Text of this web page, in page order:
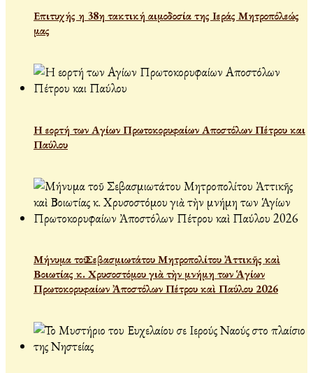
Επιτυχής η 38η τακτική αιμοδοσία της Ιεράς Μητροπόλεώς
μας
Η εορτή των Αγίων Πρωτοκορυφαίων Αποστόλων Πέτρου και
Παύλου
Μήνυμα τοῦ Σεβασμιωτάτου Μητροπολίτου Ἀττικῆς καὶ
Βοιωτίας κ. Χρυσοστόμου γιὰ τὴν μνήμη των Ἁγίων
Πρωτοκορυφαίων Ἀποστόλων Πέτρου καὶ Παύλου 2026